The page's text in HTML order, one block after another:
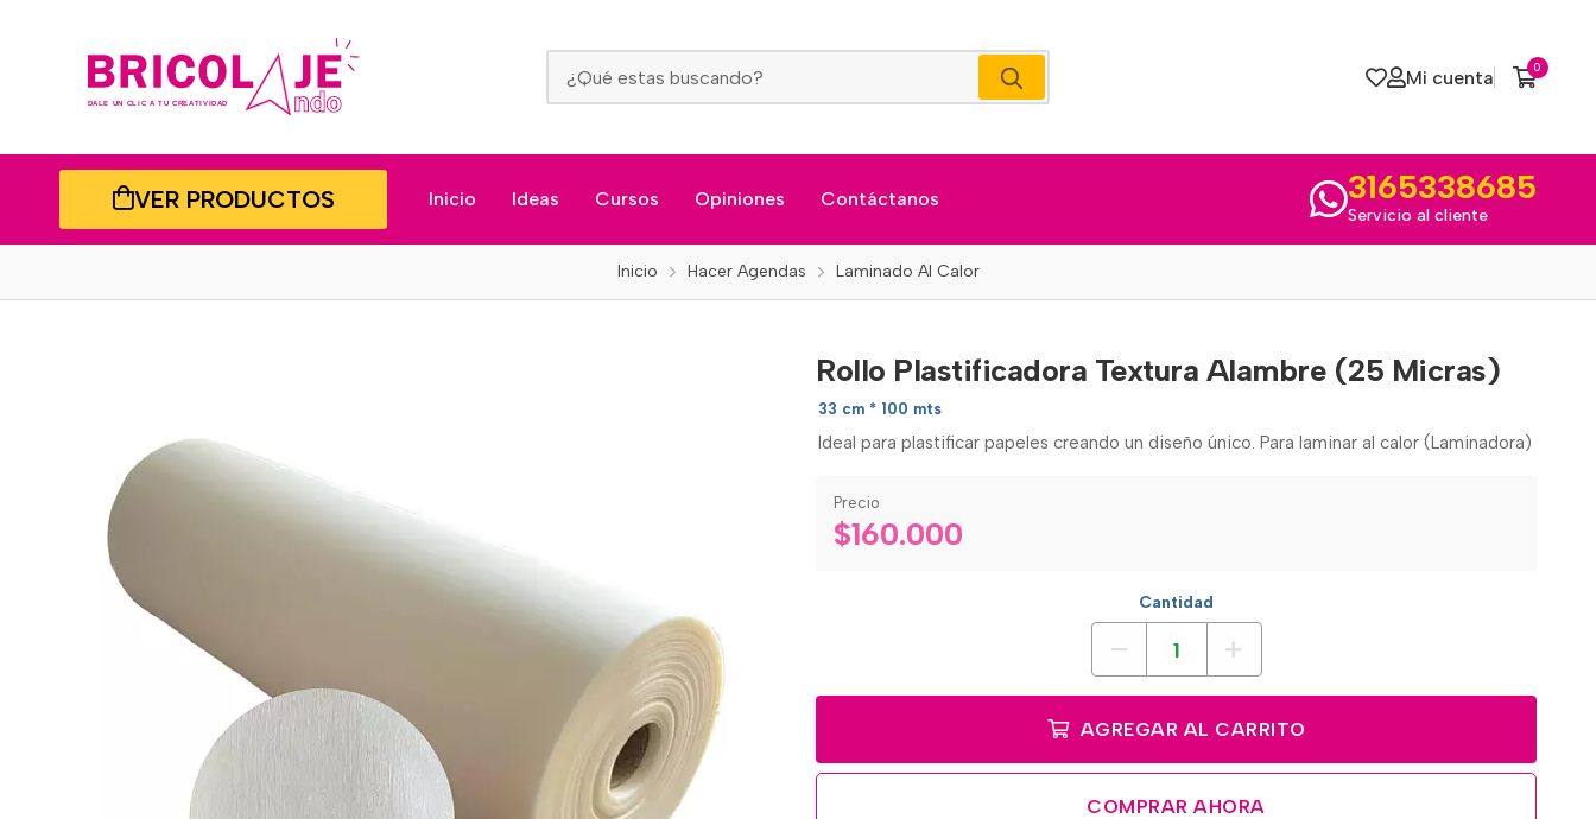
Mi cuenta 0
VER PRODUCTOS Inicio Ideas Cursos Opiniones Contáctanos 3165338685
Servicio al cliente
Inicio Hacer Agendas Laminado Al Calor
Rollo Plastificadora Textura Alambre (25 Micras)
33 cm * 100 mts
Ideal para plastificar papeles creando un diseño único. Para laminar al calor (Laminadora)
Precio
$160.000
Cantidad
AGREGAR AL CARRITO
COMPRAR AHORA